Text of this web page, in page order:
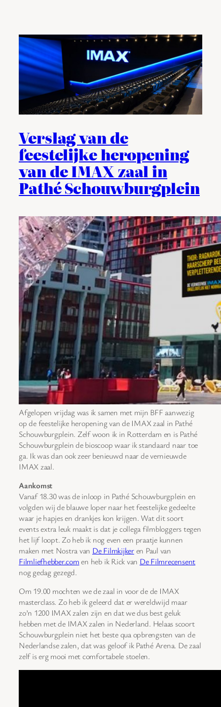
Verslag van de
feestelijke heropening
van de IMAX zaal in
Pathé Schouwburgplein
Afgelopen vrijdag was ik samen met mijn BFF aanwezig
op de feestelijke heropening van de IMAX zaal in Pathé
Schouwburgplein. Zelf woon ik in Rotterdam en is Pathé
Schouwburgplein de bioscoop waar ik standaard naar toe
ga. Ik was dan ook zeer benieuwd naar de vernieuwde
IMAX zaal.
Aankomst
Vanaf 18.30 was de inloop in Pathé Schouwburgplein en
volgden wij de blauwe loper naar het feestelijke gedeelte
waar je hapjes en drankjes kon krijgen. Wat dit soort
events extra leuk maakt is dat je collega filmbloggers tegen
het lijf loopt. Zo heb ik nog even een praatje kunnen
maken met Nostra van De Filmkijkeren Paul van
Filmliefhebber.comen heb ik Rick van De Filmrecensent
nog gedag gezegd.
Om 19.00 mochten we de zaal in voor de de IMAX
masterclass. Zo heb ik geleerd dat er wereldwijd maar
zo’n 1200 IMAX zalen zijn en dat we dus best geluk
hebben met de IMAX zalen in Nederland. Helaas scoort
Schouwburgplein niet het beste qua opbrengsten van de
Nederlandse zalen, dat was geloof ik Pathé Arena. De zaal
zelf is erg mooi met comfortabele stoelen.